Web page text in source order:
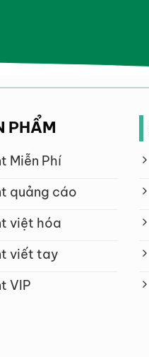
PHẨM
Miễn Phí
quảng cáo
việt hóa
viết tay
VIP